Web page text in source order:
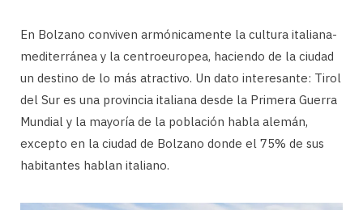
En Bolzano conviven armónicamente la cultura italiana-
mediterránea y la centroeuropea, haciendo de la ciudad
un destino de lo más atractivo. Un dato interesante: Tirol
del Sur es una provincia italiana desde la Primera Guerra
Mundial y la mayoría de la población habla alemán,
excepto en la ciudad de Bolzano donde el 75% de sus
habitantes hablan italiano.